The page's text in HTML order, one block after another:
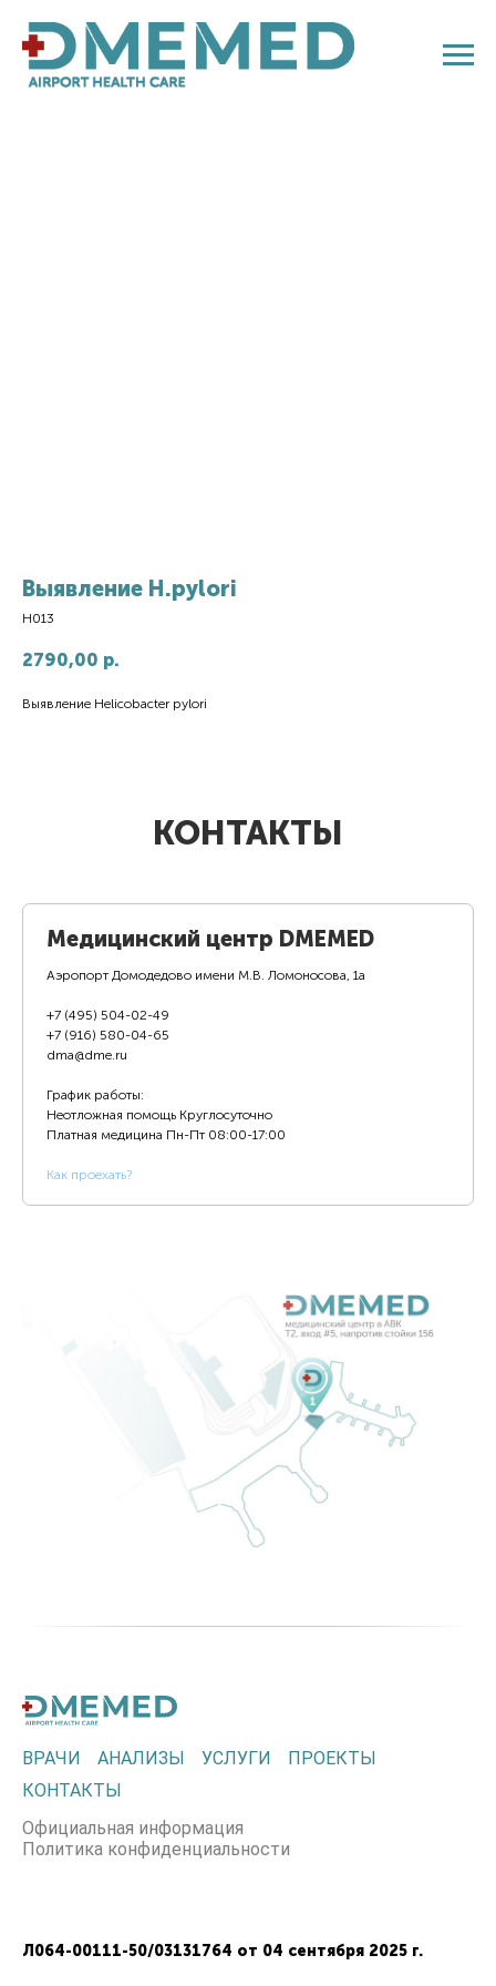
Выявление H.pylori
H013
2790,00 р.
Выявление Helicobacter pylori
КОНТАКТЫ
Медицинский центр DMEMED
Аэропорт Домодедово имени М.В. Ломоносова, 1а
+7 (495) 504-02-49
+7 (916) 580-04-65
dma@dme.ru
График работы:
Неотложная помощь Круглосуточно
Платная медицина Пн-Пт 08:00-17:00
Как проехать?
ВРАЧИ АНАЛИЗЫ УСЛУГИ
ПРОЕКТЫ
КОНТАКТЫ
Официальная информация
Политика конфиденциальности
Л064-00111-50/03131764 от 04 сентября 2025 г.